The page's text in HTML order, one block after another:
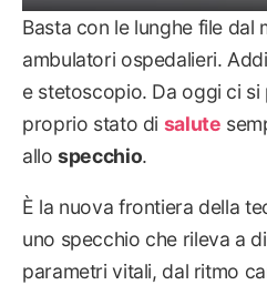
Basta con le lunghe file dal
ambulatori ospedalieri.
e stetoscopio. Da oggi ci
proprio stato di salute
allospecchio.
È la nuova frontiera della
uno specchio che rileva a
parametri vitali, dal ritmo